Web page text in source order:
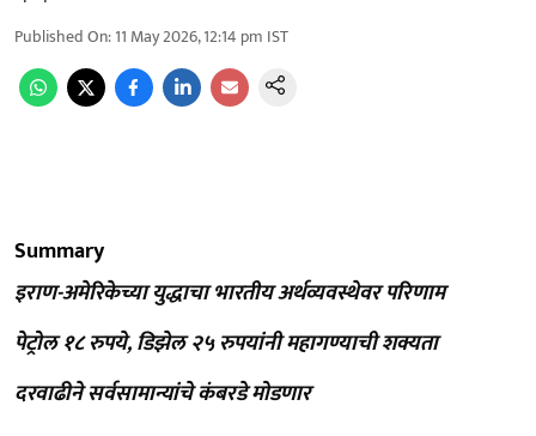
Published On:11 May 2026, 12:14 pm IST
Summary
इराण-अमेरिकेच्या युद्धाचा भारतीय अर्थव्यवस्थेवर परिणाम
पेट्रोल १८ रुपये, डिझेल २५ रुपयांनी महागण्याची शक्यता
दरवाढीने सर्वसामान्यांचे कंबरडे मोडणार